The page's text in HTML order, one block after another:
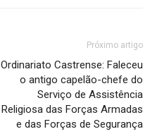
Próximo artigo
Ordinariato Castrense: Faleceu
o antigo capelão-chefe do
Serviço de Assistência
Religiosa das Forças Armadas
e das Forças de Segurança